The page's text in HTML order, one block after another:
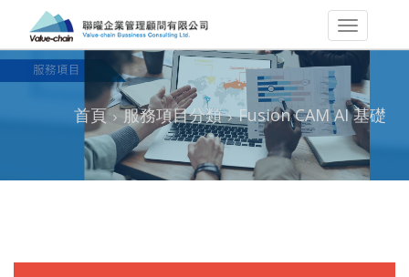
首頁 服務項目分類 Fusion CAM AI 基礎